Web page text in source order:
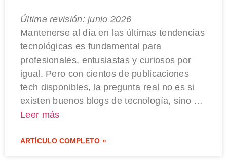
Última revisión: junio 2026
Mantenerse al día en las últimas tendencias
tecnológicas es fundamental para
profesionales, entusiastas y curiosos por
igual. Pero con cientos de publicaciones
tech disponibles, la pregunta real no es si
existen buenos blogs de tecnología, sino …
Leer más
ARTÍCULO COMPLETO »